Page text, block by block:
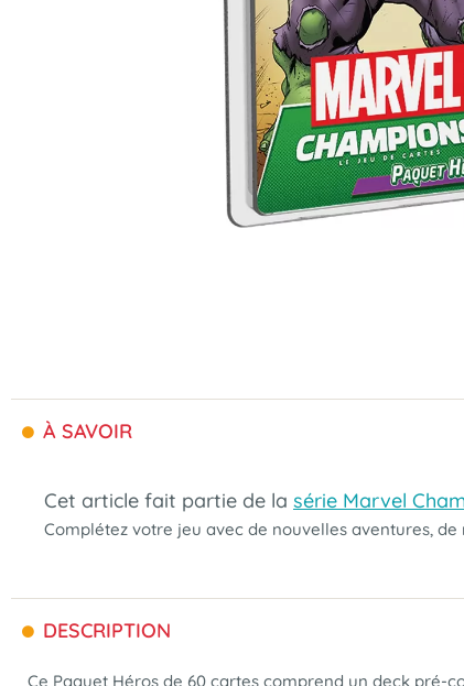
À SAVOIR
Cet article fait partie de la série Marvel
Complétez votre jeu avec de nouvelles aventures,
DESCRIPTION
Ce Paquet Héros de 60 cartes comprend un deck pré-